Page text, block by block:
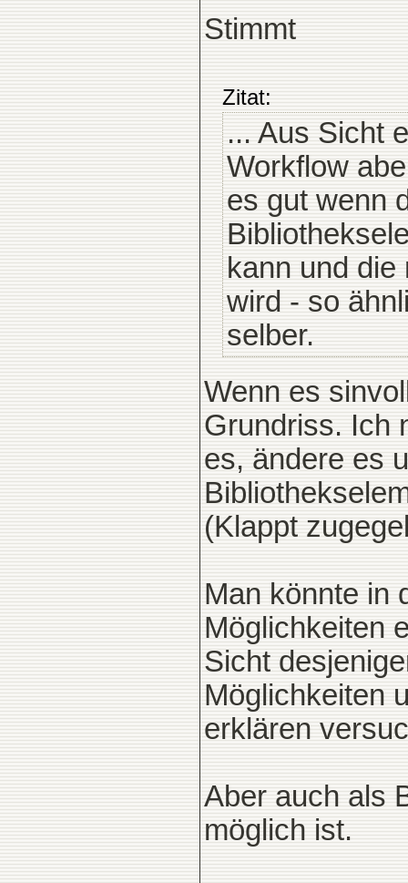
Stimmt
Zitat:
... Aus Sicht
Workflow
es gut wenn
kann und
wird - so
selber.
Wenn es
Grundriss. Ich
es, ändere es
(Klappt
Man könnte in
Möglichkeiten
Sicht
Möglichkeiten
erklären
Aber auch als
möglich ist.